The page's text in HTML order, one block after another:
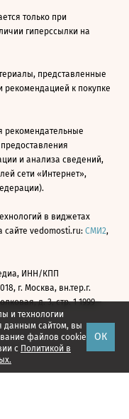
и технологии
данным сайтом, вы
файлов cookie
с Политикой в
ОК
только при
гиперссылки на
представленные
рекомендацией к покупке
рекомендательные
и анализа сведений,
сети «Интернет»,
в виджетах
vedomosti.ru: СМИ2,
ИНН/КПП
г. Москва, вн.тер.г.
д. 3, стр. 1 1999—